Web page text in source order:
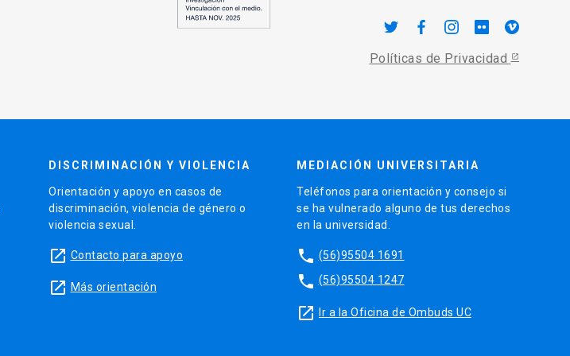
Políticas de Privacidad
DISCRIMINACIÓN Y VIOLENCIA
Orientación y apoyo en casos de
discriminación, violencia de género o
violencia sexual.
launch Contacto para apoyo
launch Más orientación
MEDIACIÓN UNIVERSITARIA
Teléfonos para orientación y consejo si
se ha vulnerado alguno de tus derechos
en la universidad.
phone (56)95504 1691
phone (56)95504 1247
launch Ir a la Oficina de Ombuds UC